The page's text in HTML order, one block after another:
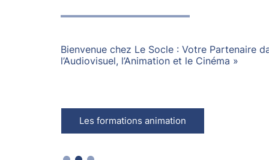
Bienvenue chez Le Socle : Votre Partenaire
l’Audiovisuel, l’Animation et le Cinéma »
Les formations animation